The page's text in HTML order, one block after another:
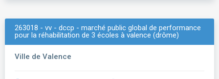
263018 - vv - dccp - marché public global de performance
pour la réhabilitation de 3 écoles à valence (drôme)
Ville de Valence